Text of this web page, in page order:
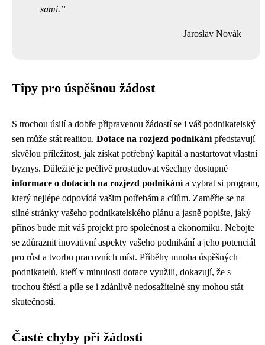
sami.
Jaroslav Novák
Tipy pro úspěšnou žádost
S trochou úsilí a dobře připravenou žádostí se i váš podnikatelský
sen může stát realitou. Dotace na rozjezd podnikánípředstavují
skvělou příležitost, jak získat potřebný kapitál a nastartovat vlastní
byznys. Důležité je pečlivě prostudovat všechny dostupné
informace o dotacích na rozjezd podnikánía vybrat si program,
který nejlépe odpovídá vašim potřebám a cílům. Zaměřte se na
silné stránky vašeho podnikatelského plánu a jasně popište, jaký
přínos bude mít váš projekt pro společnost a ekonomiku. Nebojte
se zdůraznit inovativní aspekty vašeho podnikání a jeho potenciál
pro růst a tvorbu pracovních míst. Příběhy mnoha úspěšných
podnikatelů, kteří v minulosti dotace využili, dokazují, že s
trochou štěstí a píle se i zdánlivě nedosažitelné sny mohou stát
skutečností.
Časté chyby při žádosti